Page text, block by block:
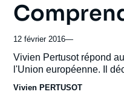
12 février 2016—
Accroche
Vivien Pertusot répond
l'Union européenne. Il
Vivien PERTUSOT